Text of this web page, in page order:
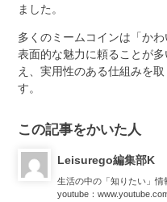
ました。
多くのミームコインは「か
表面的な魅力に頼ることが
え、実用性のある仕組みを
す。
この記事をかいた人
Leisurego編集部K
生活の中の「知りたい」情
youtube：